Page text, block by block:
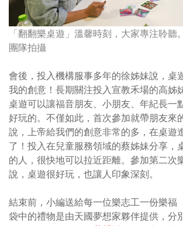
「翻翻樂桌遊」溫馨時刻，大家專注聆聽
團隊拍攝
會後，投入機構服事多年的徐姊妹說，桌
我的創意！長期關注投入宣教禾場的高姊
桌遊可以讓福音朋友、小朋友、年紀長一
好玩的。不僅如此，首次參加就帶朋友來
說，上帝給我們的創意非常的多，在桌遊
了！投入在兒童服務領域的蔡姊妹分享，
的人，很快地可以拉近距離。參加第二次
說，桌遊很好玩，也讓人印象深刻。
結束前，小編送給每一位樂志工一份樂福
袋中的禮物是由天國夢想家夥伴提供，分